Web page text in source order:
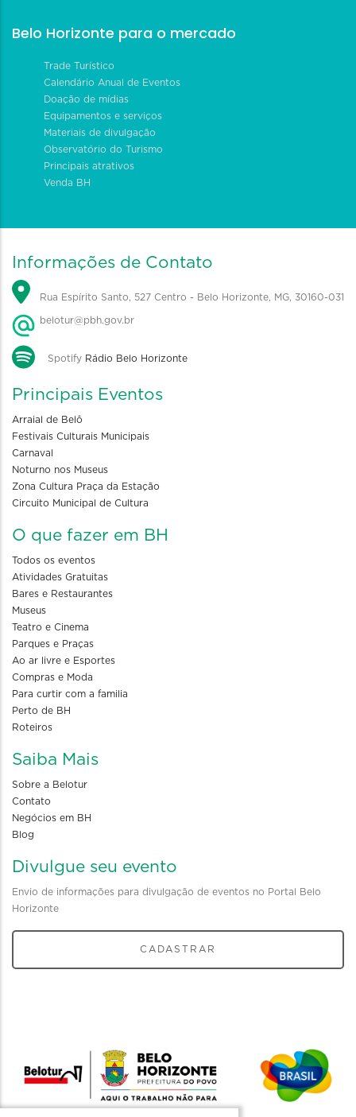
Belo Horizonte para o mercado
Trade Turístico
Calendário Anual de Eventos
Doação de mídias
Equipamentos e serviços
Materiais de divulgação
Observatório do Turismo
Principais atrativos
Venda BH
Informações de Contato
Rua Espírito Santo, 527 Centro - Belo Horizonte, MG, 30160-031
belotur@pbh.gov.br
Spotify Rádio Belo Horizonte
Principais Eventos
Arraial de Belô
Festivais Culturais Municipais
Carnaval
Noturno nos Museus
Zona Cultura Praça da Estação
Circuito Municipal de Cultura
O que fazer em BH
Todos os eventos
Atividades Gratuitas
Bares e Restaurantes
Museus
Teatro e Cinema
Parques e Praças
Ao ar livre e Esportes
Compras e Moda
Para curtir com a familia
Perto de BH
Roteiros
Saiba Mais
Sobre a Belotur
Contato
Negócios em BH
Blog
Divulgue seu evento
Envio de informações para divulgação de eventos no Portal Belo
Horizonte
CADASTRAR